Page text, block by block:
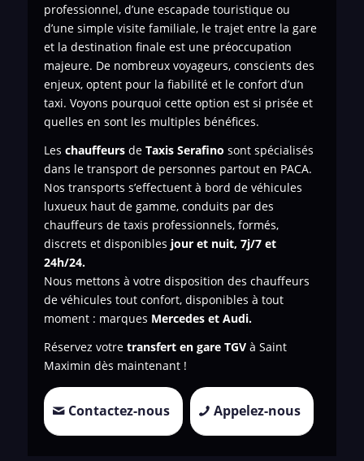
professionnel, d’une escapade touristique ou
d’une simple visite familiale, le trajet entre la gare
et la destination finale est une préoccupation
majeure. De nombreux voyageurs, conscients des
enjeux, optent pour la fiabilité et le confort d’un
taxi. Voyons pourquoi cette option est si prisée et
quelles en sont les multiples bénéfices.
Les chauffeurs de Taxis Serafino sont spécialisés
dans le transport de personnes partout en PACA.
Nos transports s’effectuent à bord de véhicules
luxueux haut de gamme, conduits par des
chauffeurs de taxis professionnels, formés,
discrets et disponibles jour et nuit, 7j/7 et
24h/24.
Nous mettons à votre disposition des chauffeurs
de véhicules tout confort, disponibles à tout
moment : marques Mercedes et Audi.
Réservez votre transfert en gare TGV à Saint
Maximin dès maintenant !
Contactez-nous Appelez-nous